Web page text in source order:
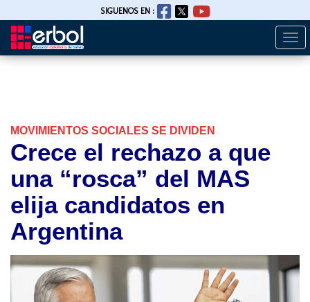
Pasar
SIGUENOS EN :
MOVIMIENTOS SOCIALES SE DIVIDEN
Crece el rechazo a que
una “rosca” del MAS
elija candidatos en
Argentina